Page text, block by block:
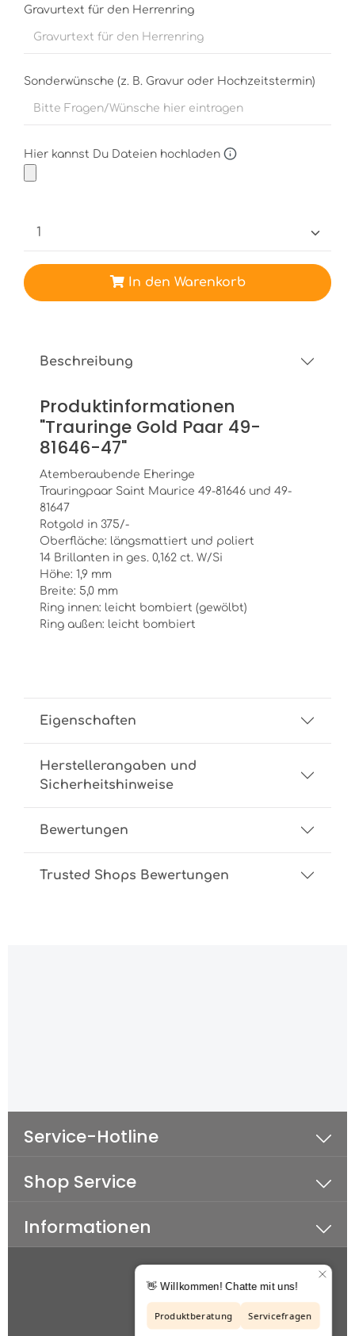
Gravurtext für den Herrenring
Sonderwünsche (z. B. Gravur oder Hochzeitstermin)
Hier kannst Du Dateien hochladen
In den Warenkorb
Beschreibung
Produktinformationen
"Trauringe Gold Paar 49-
81646-47"
Atemberaubende Eheringe
Trauringpaar Saint Maurice 49-81646 und 49-
81647
Rotgold in 375/-
Oberfläche: längsmattiert und poliert
14 Brillanten in ges. 0,162 ct. W/Si
Höhe: 1,9 mm
Breite: 5,0 mm
Ring innen: leicht bombiert (gewölbt)
Ring außen: leicht bombiert
Eigenschaften
Herstellerangaben und
Sicherheitshinweise
Bewertungen
Trusted Shops Bewertungen
Service-Hotline
Shop Service
Informationen